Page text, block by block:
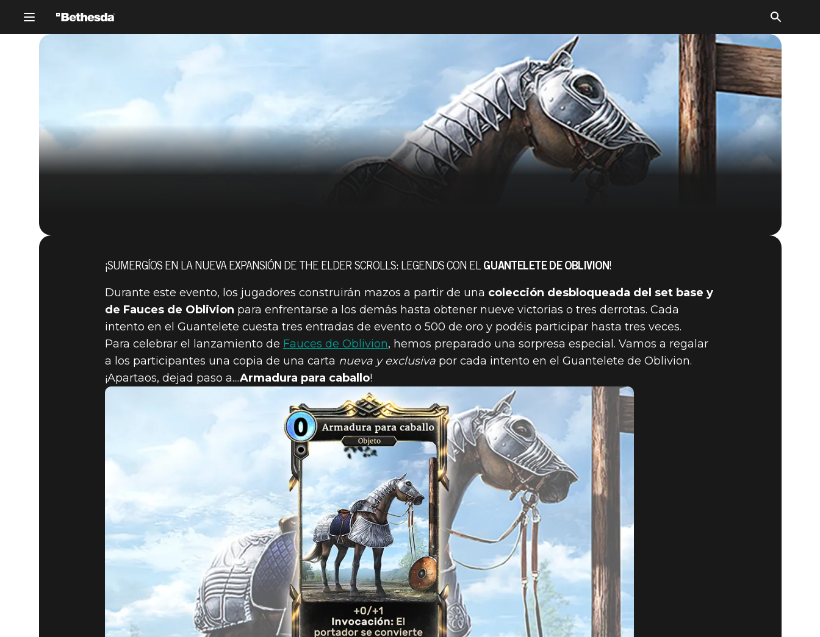
The Elder Scrolls: Legends
The Elder Scrolls: Legends 09 de octubre de 2019
¡CONSEGUID UNA CARTA NUEVA
EXCLUSIVA EN EL GUANTELETE DE
OBLIVION, QUE EMPIEZA EL 11 DE
OCTUBRE!
¡SUMERGÍOS EN LA NUEVA EXPANSIÓN DE THE ELDER SCROLLS: LEGENDS CON EL GUANTELETE DE OBLIVION!
Durante este evento, los jugadores construirán mazos a partir de una colección desbloqueada del set base y
de Fauces de Oblivion para enfrentarse a los demás hasta obtener nueve victorias o tres derrotas. Cada
intento en el Guantelete cuesta tres entradas de evento o 500 de oro y podéis participar hasta tres veces.
Para celebrar el lanzamiento de Fauces de Oblivion, hemos preparado una sorpresa especial. Vamos a regalar
a los participantes una copia de una carta nueva y exclusiva por cada intento en el Guantelete de Oblivion.
¡Apartaos, dejad paso a....Armadura para caballo!